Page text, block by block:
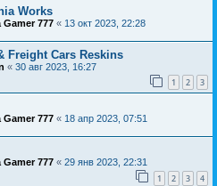
Works
Gamer 777 « 13 окт 2023, 22:28
Freight Cars Reskins
« 30 авг 2023, 16:27
1 2 3
Gamer 777 « 18 апр 2023, 07:51
Gamer 777 « 29 янв 2023, 22:31
1 2 3 4